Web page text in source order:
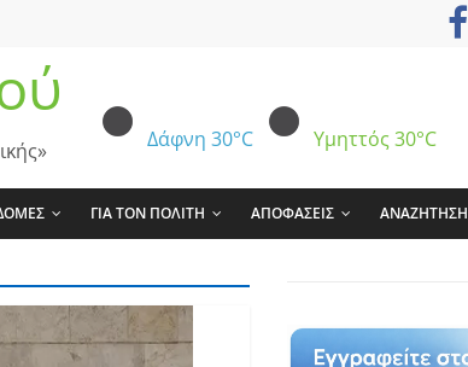
Δάφνη 30°C Υμηττός 30°C
ΓΙΑ ΤΟΝ ΠΟΛΙΤΗ ΑΠΟΦΑΣΕΙΣ ΑΝΑΖΗΤΗΣΗ